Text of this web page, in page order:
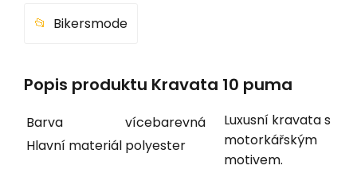
Bikersmode
Popis produktu Kravata 10 puma
Barva
vícebarevná
Hlavní materiál polyester
Luxusní kravata s
motorkářským
motivem.